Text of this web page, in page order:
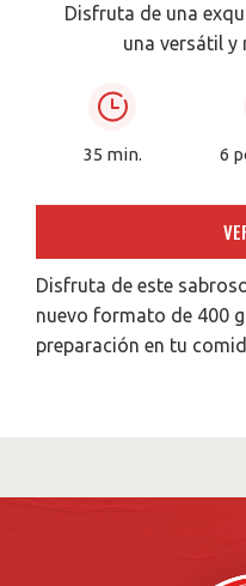
Disfruta de una
una versátil y
35 min. 6
Disfruta de este
nuevo formato de 400
preparación en tu